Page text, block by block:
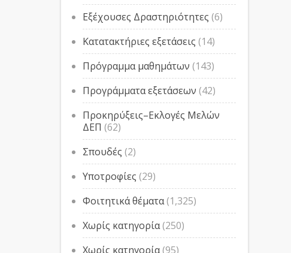
Εξέχουσες Δραστηριότητες (6)
Κατατακτήριες εξετάσεις (14)
Πρόγραμμα μαθημάτων (143)
Προγράμματα εξετάσεων (42)
Προκηρύξεις–Εκλογές Μελών
ΔΕΠ (62)
Σπουδές (2)
Υποτροφίες (29)
Φοιτητικά θέματα(1,325)
Χωρίς κατηγορία(250)
Χωρίς κατηγορία(95)